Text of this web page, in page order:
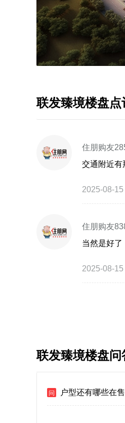
联发臻境楼盘点
住朋购友
交通附近有
2025-08-15
住朋购友
当然是好
2025-08-15
联发臻境楼盘问
问 户型还有哪些在